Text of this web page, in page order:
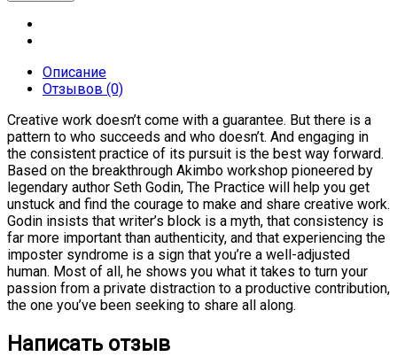
Описание
Отзывов (0)
Creative work doesn’t come with a guarantee. But there is a
pattern to who succeeds and who doesn’t. And engaging in
the consistent practice of its pursuit is the best way forward.
Based on the breakthrough Akimbo workshop pioneered by
legendary author Seth Godin, The Practice will help you get
unstuck and find the courage to make and share creative work.
Godin insists that writer’s block is a myth, that consistency is
far more important than authenticity, and that experiencing the
imposter syndrome is a sign that you’re a well-adjusted
human. Most of all, he shows you what it takes to turn your
passion from a private distraction to a productive contribution,
the one you’ve been seeking to share all along.
Написать отзыв